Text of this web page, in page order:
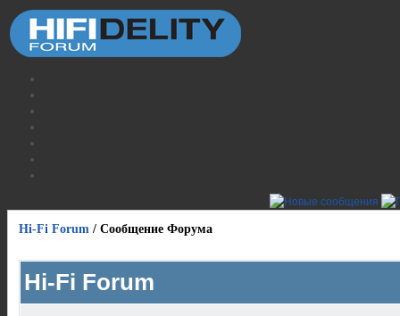
Hi-Fi Forum / Сообщение Форума
Hi-Fi Forum